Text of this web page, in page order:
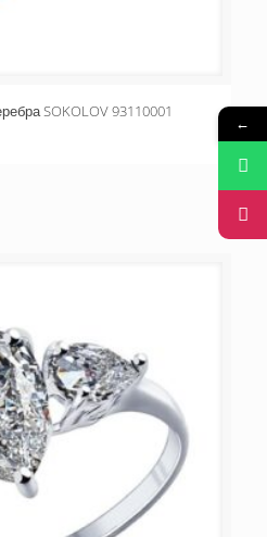
SOKOLOV 93110001
←